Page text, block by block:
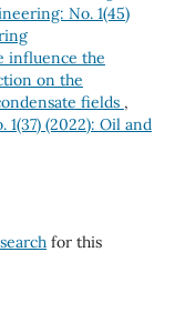
No. 1(45)
influence the
on the
fields ,
(2022): Oil and
for this